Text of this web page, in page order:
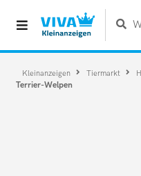
Kleinanzeigen Tiermarkt
Terrier-Welpen